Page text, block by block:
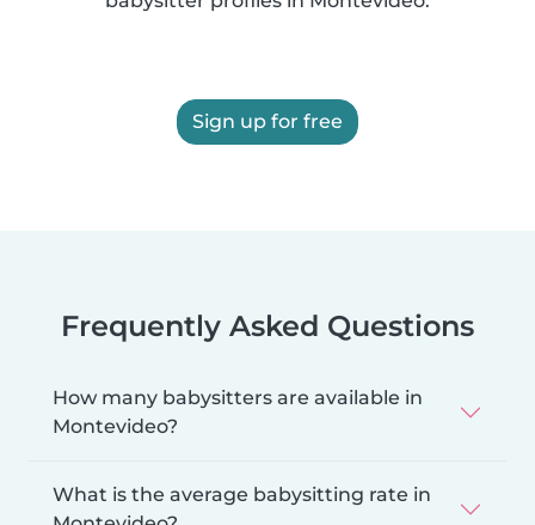
Sign up for free
Frequently Asked Questions
How many babysitters are available in
Montevideo?
What is the average babysitting rate in